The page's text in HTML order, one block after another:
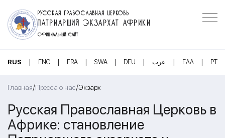
РУССКАЯ ПРАВОСЛАВНАЯ ЦЕРКОВЬ
ПАТРИАРШИЙ ЭКЗАРХАТ АФРИКИ
ОФИЦИАЛЬНЫЙ САЙТ
RUS | ENG | FRA | SWA | DEU | عرب | ΕΛΛ | PT
Главная/Пресса о нас/Экзарх
Русская Православная Церковь в
Африке: становление